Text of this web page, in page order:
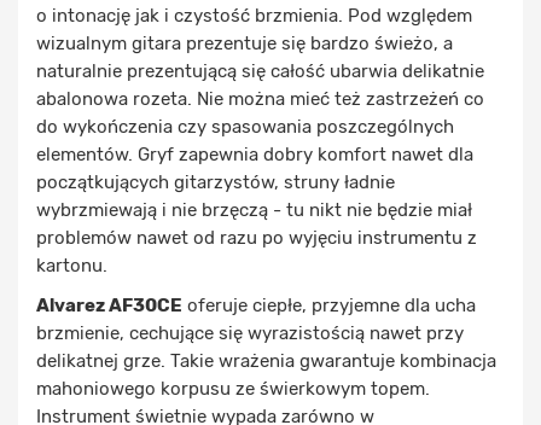
o intonację jak i czystość brzmienia. Pod względem
wizualnym gitara prezentuje się bardzo świeżo, a
naturalnie prezentującą się całość ubarwia delikatnie
abalonowa rozeta. Nie można mieć też zastrzeżeń co
do wykończenia czy spasowania poszczególnych
elementów. Gryf zapewnia dobry komfort nawet dla
początkujących gitarzystów, struny ładnie
wybrzmiewają i nie brzęczą - tu nikt nie będzie miał
problemów nawet od razu po wyjęciu instrumentu z
kartonu.
Alvarez AF30CE oferuje ciepłe, przyjemne dla ucha
brzmienie, cechujące się wyrazistością nawet przy
delikatnej grze. Takie wrażenia gwarantuje kombinacja
mahoniowego korpusu ze świerkowym topem.
Instrument świetnie wypada zarówno w